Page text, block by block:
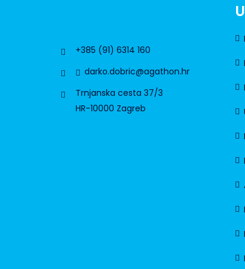
+385 (91) 6314 160
darko.dobric@agathon.hr
Trnjanska cesta 37/3
HR-10000 Zagreb